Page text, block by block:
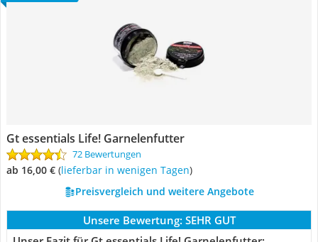
Gt essentials Life! Garnelenfutter
72 Bewertungen
ab 16,00 € ( Lieferbar in wenigen Tagen)
Preisvergleich und weitere Angebote
Unsere Bewertung: SEHR GUT